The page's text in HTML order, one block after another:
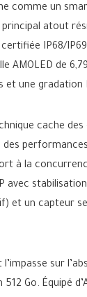
comme un
atout
IP68/
AMOLED de
et une
cache
des
à la
avec
et un capteur
sur
Go. Équipé